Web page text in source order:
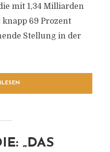
mit 1,34 Milliarden
69 Prozent
Stellung in der
„DAS